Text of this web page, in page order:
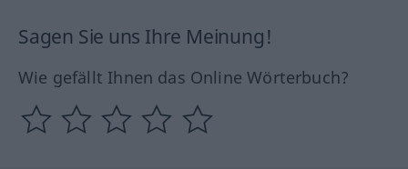
Sagen Sie uns Ihre Meinung!
Wie gefällt Ihnen das Online Wörterbuch?